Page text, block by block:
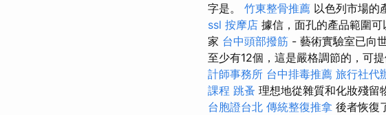
字是。 竹東整骨推薦 以色列市場的
ssl 按摩店 據信，面孔的產品範圍
家 台中頭部撥筋 - 藝術實驗室已向
至少有12個，這是嚴格調節的，可
計師事務所 台中排毒推薦 旅行社代
課程 跳蚤 理想地從雜質和化妝殘留
台胞證台北 傳統整復推拿 後者恢復